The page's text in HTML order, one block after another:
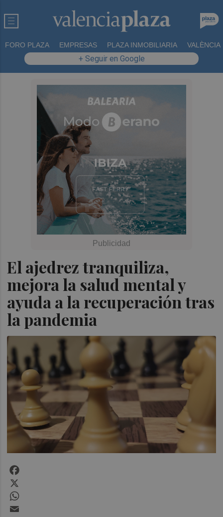
FORO PLAZA EMPRESAS PLAZA INMOBILIARIA VALÈNCIA
+ Seguir en Google
El ajedrez tranquiliza,
mejora la salud mental y
ayuda a la recuperación tras
la pandemia